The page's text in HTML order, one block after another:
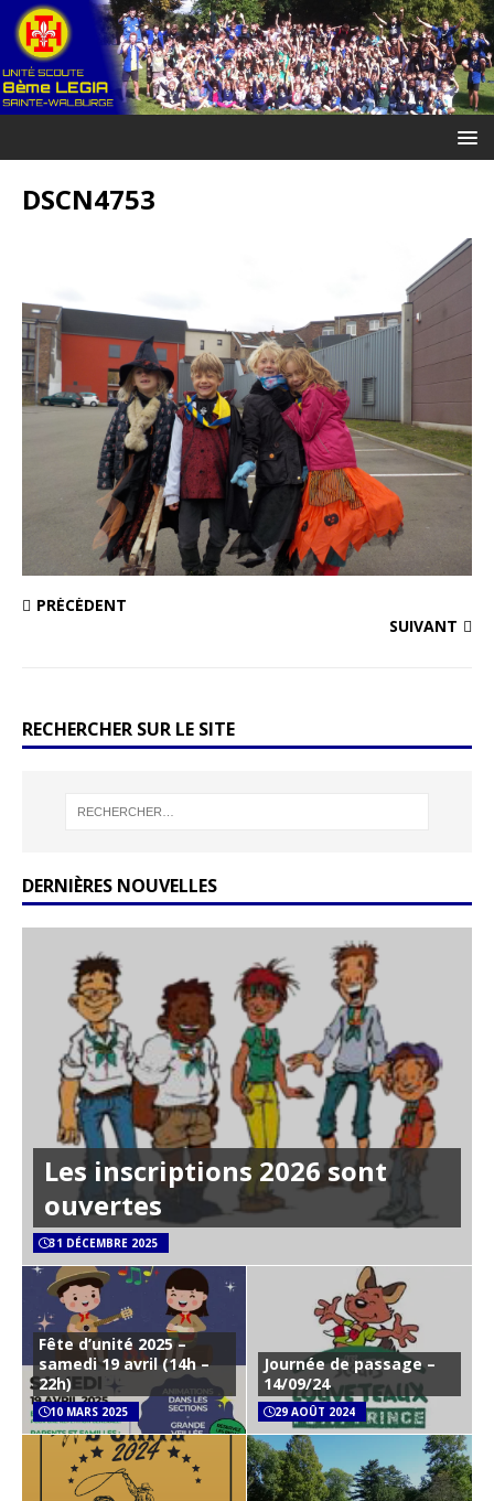
DSCN4753
PRÉCÉDENT
SUIVANT
RECHERCHER SUR LE SITE
DERNIÈRES NOUVELLES
Les inscriptions 2026 sont
ouvertes
31 DÉCEMBRE 2025
Fête d’unité 2025 –
samedi 19 avril (14h –
22h)
10 MARS 2025
Journée de passage –
14/09/24
29 AOÛT 2024